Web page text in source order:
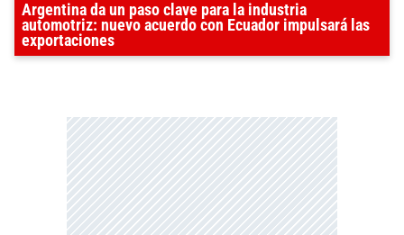
Argentina da un paso clave para la industria
automotriz: nuevo acuerdo con Ecuador impulsará las
exportaciones